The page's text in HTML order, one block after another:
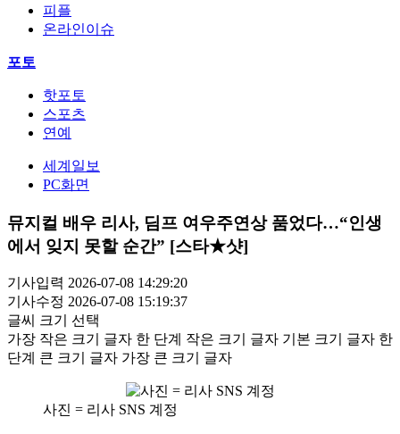
피플
온라인이슈
포토
핫포토
스포츠
연예
세계일보
PC화면
뮤지컬 배우 리사, 딤프 여우주연상 품었다…“인생
에서 잊지 못할 순간” [스타★샷]
기사입력 2026-07-08 14:29:20
기사수정 2026-07-08 15:19:37
글씨 크기 선택
가장 작은 크기 글자 한 단계 작은 크기 글자 기본 크기 글자 한
단계 큰 크기 글자 가장 큰 크기 글자
사진 = 리사 SNS 계정